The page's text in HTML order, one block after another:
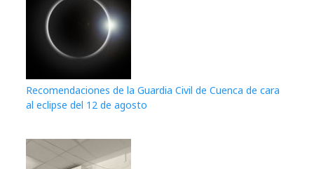
Recomendaciones de la Guardia Civil de Cuenca de cara
al eclipse del 12 de agosto